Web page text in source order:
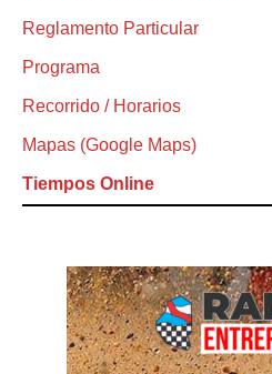
Reglamento Particular
Programa
Recorrido / Horarios
Mapas (Google Maps)
Tiempos Online